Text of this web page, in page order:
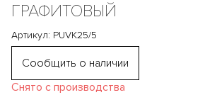
ГРАФИТОВЫЙ
Артикул: PUVK25/5
Сообщить о наличии
Снято с производства